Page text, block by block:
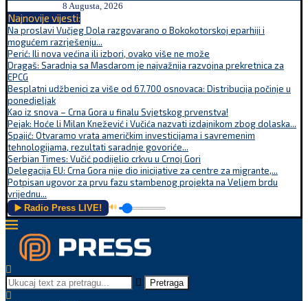
8 Augusta, 2026
Najnovije vijesti:
Na proslavi Vučjeg Dola razgovarano o Bokokotorskoj eparhiji i
mogućem razrješenju...
Perić: Ili nova većina ili izbori, ovako više ne može
Dragaš: Saradnja sa Masdarom je najvažnija razvojna prekretnica za
EPCG
Besplatni udžbenici za više od 67.700 osnovaca: Distribucija počinje u
ponedjeljak
Kao iz snova – Crna Gora u finalu Svjetskog prvenstva!
Pejak: Hoće li Milan Knežević i Vučića nazvati izdajnikom zbog dolaska...
Spajić: Otvaramo vrata američkim investicijama i savremenim
tehnologijama, rezultati saradnje govoriće...
Serbian Times: Vučić podijelio crkvu u Crnoj Gori
Delegacija EU: Crna Gora nije dio inicijative za centre za migrante,...
Potpisan ugovor za prvu fazu stambenog projekta na Veljem brdu
vrijednu...
▶️ Radio Press LIVE! 🔊
Pretraga